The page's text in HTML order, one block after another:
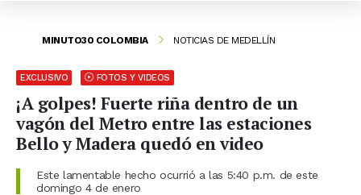
MINUTO30 COLOMBIA NOTICIAS DE MEDELLÍN
EXCLUSIVO FOTOS Y VIDEOS
¡A golpes! Fuerte riña dentro de un
vagón del Metro entre las estaciones
Bello y Madera quedó en video
Este lamentable hecho ocurrió a las 5:40 p.m. de este
domingo 4 de enero